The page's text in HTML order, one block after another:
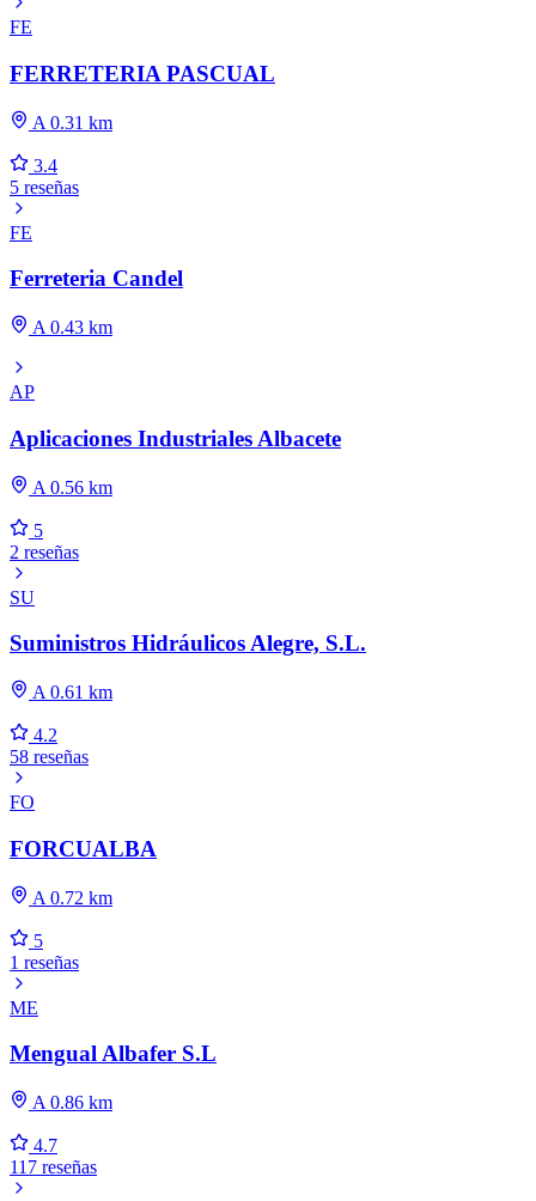
FE
FERRETERIA PASCUAL
A 0.31 km
3.4
5 reseñas
FE
Ferreteria Candel
A 0.43 km
AP
Aplicaciones Industriales Albacete
A 0.56 km
5
2 reseñas
SU
Suministros Hidráulicos Alegre, S.L.
A 0.61 km
4.2
58 reseñas
FO
FORCUALBA
A 0.72 km
5
1 reseñas
ME
Mengual Albafer S.L
A 0.86 km
4.7
117 reseñas